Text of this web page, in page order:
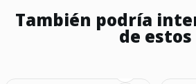
También podría
de estos